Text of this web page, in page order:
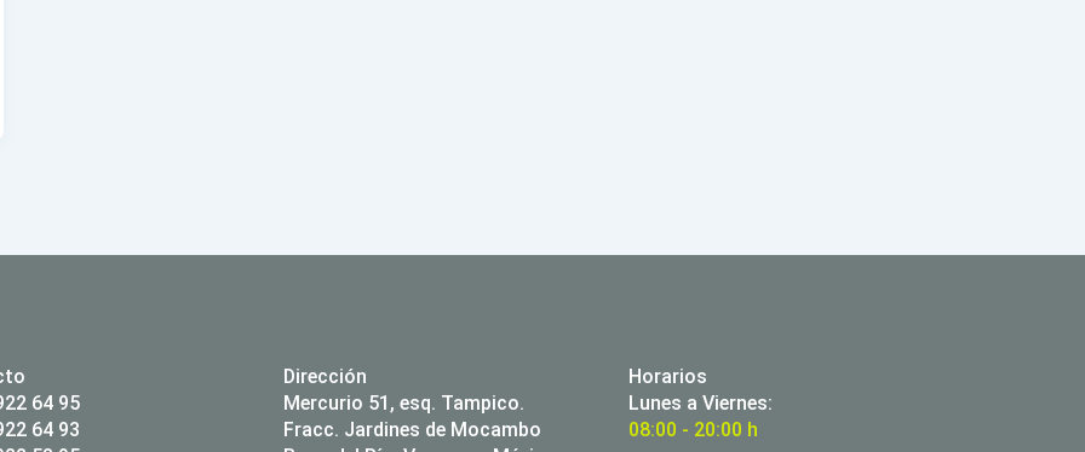
64 95
64 93
Dirección
Mercurio 51, esq. Tampico.
Fracc. Jardines de Mocambo
Horarios
Lunes a Viernes:
08:00 - 20:00 h